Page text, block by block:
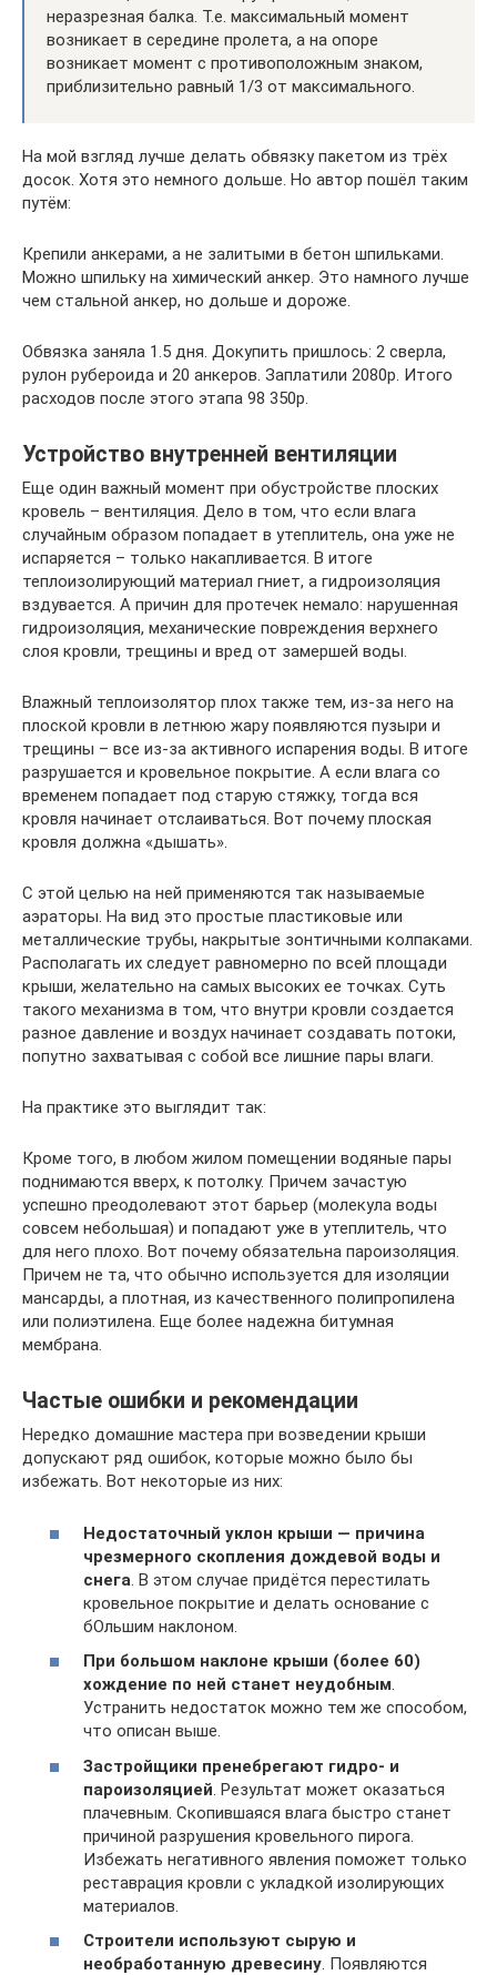
неразрезная балка. Т.е. максимальный момент
возникает в середине пролета, а на опоре
возникает момент с противоположным знаком,
приблизительно равный 1/3 от максимального.
На мой взгляд лучше делать обвязку пакетом из трёх
досок. Хотя это немного дольше. Но автор пошёл таким
путём:
Крепили анкерами, а не залитыми в бетон шпильками.
Можно шпильку на химический анкер. Это намного лучше
чем стальной анкер, но дольше и дороже.
Обвязка заняла 1.5 дня. Докупить пришлось: 2 сверла,
рулон рубероида и 20 анкеров. Заплатили 2080р. Итого
расходов после этого этапа 98 350р.
Устройство внутренней вентиляции
Еще один важный момент при обустройстве плоских
кровель – вентиляция. Дело в том, что если влага
случайным образом попадает в утеплитель, она уже не
испаряется – только накапливается. В итоге
теплоизолирующий материал гниет, а гидроизоляция
вздувается. А причин для протечек немало: нарушенная
гидроизоляция, механические повреждения верхнего
слоя кровли, трещины и вред от замершей воды.
Влажный теплоизолятор плох также тем, из-за него на
плоской кровли в летнюю жару появляются пузыри и
трещины – все из-за активного испарения воды. В итоге
разрушается и кровельное покрытие. А если влага со
временем попадает под старую стяжку, тогда вся
кровля начинает отслаиваться. Вот почему плоская
кровля должна «дышать».
С этой целью на ней применяются так называемые
аэраторы. На вид это простые пластиковые или
металлические трубы, накрытые зонтичными колпаками.
Располагать их следует равномерно по всей площади
крыши, желательно на самых высоких ее точках. Суть
такого механизма в том, что внутри кровли создается
разное давление и воздух начинает создавать потоки,
попутно захватывая с собой все лишние пары влаги.
На практике это выглядит так:
Кроме того, в любом жилом помещении водяные пары
поднимаются вверх, к потолку. Причем зачастую
успешно преодолевают этот барьер (молекула воды
совсем небольшая) и попадают уже в утеплитель, что
для него плохо. Вот почему обязательна пароизоляция.
Причем не та, что обычно используется для изоляции
мансарды, а плотная, из качественного полипропилена
или полиэтилена. Еще более надежна битумная
мембрана.
Частые ошибки и рекомендации
Нередко домашние мастера при возведении крыши
допускают ряд ошибок, которые можно было бы
избежать. Вот некоторые из них:
Недостаточный уклон крыши — причина
чрезмерного скопления дождевой воды и
снега . В этом случае придётся перестилать
кровельное покрытие и делать основание с
бОльшим наклоном.
При большом наклоне крыши (более 60)
хождение по ней станет неудобным.
Устранить недостаток можно тем же способом,
что описан выше.
Застройщики пренебрегают гидро- и
пароизоляцией . Результат может оказаться
плачевным. Скопившаяся влага быстро станет
причиной разрушения кровельного пирога.
Избежать негативного явления поможет только
реставрация кровли с укладкой изолирующих
материалов.
Строители используют сырую и
необработанную древесину. Появляются